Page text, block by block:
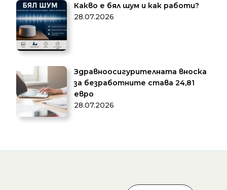
Какво е бял шум и как работи?
28.07.2026
Здравноосигурителната вноска
за безработните става 24,81
евро
28.07.2026